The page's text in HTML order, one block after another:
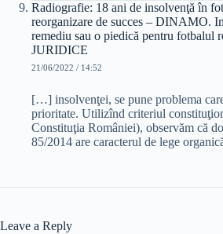
Radiografie: 18 ani de insolvenţă în
reorganizare de succes – DINAMO.
remediu sau o piedică pentru fotbalul
JURIDICE
21/06/2022 / 14:52
[…] insolvenţei, se pune problema
prioritate. Utilizînd criteriul
Constituţia României), observăm că
85/2014 are caracterul de lege
Leave a Reply